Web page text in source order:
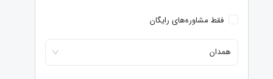
فقط مشاوره‌های رایگان
همدان